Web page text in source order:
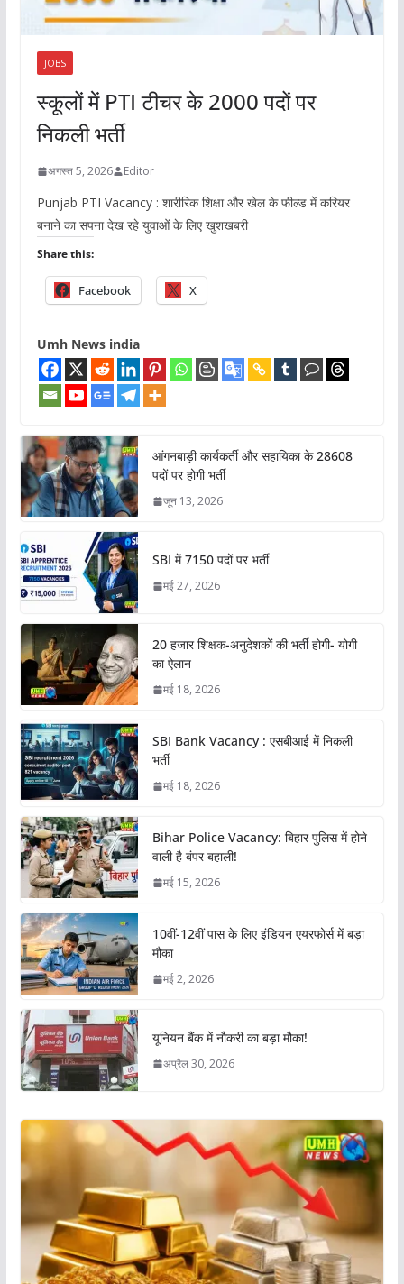
JOBS
स्कूलों में PTI टीचर के 2000 पदों पर
निकली भर्ती
अगस्त 5, 2026 Editor
Punjab PTI Vacancy : शारीरिक शिक्षा और खेल के फील्ड में करियर
बनाने का सपना देख रहे युवाओं के लिए खुशखबरी
Share this:
Facebook X
Umh News india
आंगनबाड़ी कार्यकर्ती और सहायिका के 28608
पदों पर होगी भर्ती
जून 13, 2026
SBI में 7150 पदों पर भर्ती
मई 27, 2026
20 हजार शिक्षक-अनुदेशकों की भर्ती होगी- योगी
का ऐलान
मई 18, 2026
SBI Bank Vacancy : एसबीआई में निकली
भर्ती
मई 18, 2026
Bihar Police Vacancy: बिहार पुलिस में होने
वाली है बंपर बहाली!
मई 15, 2026
10वीं-12वीं पास के लिए इंडियन एयरफोर्स में बड़ा
मौका
मई 2, 2026
यूनियन बैंक में नौकरी का बड़ा मौका!
अप्रैल 30, 2026